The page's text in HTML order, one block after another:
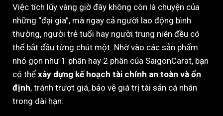
Việc tích lũy vàng giờ đây không còn là chuyện của
những “đại gia”, mà ngay cả người lao động bình
thường, người trẻ tuổi hay người trung niên đều có
thể bắt đầu từng chút một. Nhờ vào các sản phẩm
nhỏ gọn như 1 phân hay 2 phân của SaigonCarat, bạn
có thể xây dựng kế hoạch tài chính an toàn và ổn
định, tránh trượt giá, bảo vệ giá trị tài sản cá nhân
trong dài hạn.